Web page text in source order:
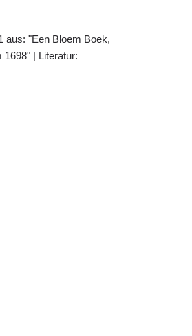
aus: "Een Bloem Boek,
1698" | Literatur: